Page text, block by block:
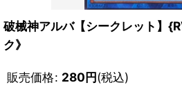
破械神アルバ【シークレット】
ク》
販売価格: 280円(税込)